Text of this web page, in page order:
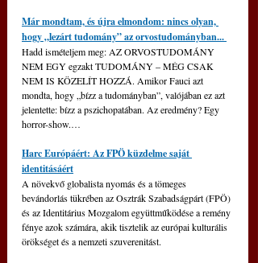
Már mondtam, és újra elmondom: nincs olyan,
hogy „lezárt tudomány” az orvostudományban...
Hadd ismételjem meg: AZ ORVOSTUDOMÁNY
NEM EGY egzakt TUDOMÁNY – MÉG CSAK
NEM IS KÖZELÍT HOZZÁ. Amikor Fauci azt
mondta, hogy „bízz a tudományban”, valójában ez azt
jelentette: bízz a pszichopatában. Az eredmény? Egy
horror-show.…
Harc Európáért: Az FPÖ küzdelme saját
identitásáért
A növekvő globalista nyomás és a tömeges
bevándorlás tükrében az Osztrák Szabadságpárt (FPÖ)
és az Identitárius Mozgalom együttműködése a remény
fénye azok számára, akik tisztelik az európai kulturális
örökséget és a nemzeti szuverenitást.